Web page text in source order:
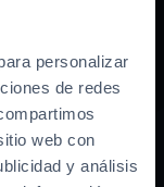
personalizar
de redes
web con
y análisis